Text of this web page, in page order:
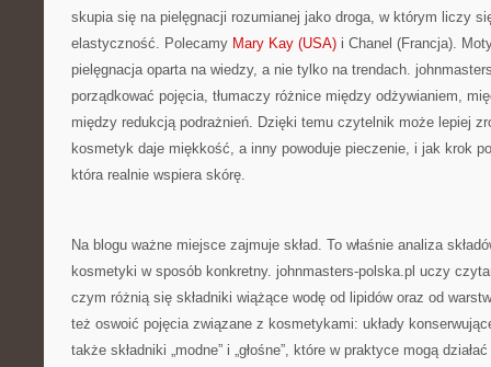
skupia się na pielęgnacji rozumianej jako droga, w którym liczy
elastyczność. Polecamy Mary Kay (USA) i Chanel (Francja).
pielęgnacja oparta na wiedzy, a nie tylko na trendach.
porządkować pojęcia, tłumaczy różnice między odżywianiem,
między redukcją podrażnień. Dzięki temu czytelnik może lepiej
kosmetyk daje miękkość, a inny powoduje pieczenie, i jak krok
która realnie wspiera skórę.
Na blogu ważne miejsce zajmuje skład. To właśnie analiza
kosmetyki w sposób konkretny. johnmasters-polska.pl uczy
czym różnią się składniki wiążące wodę od lipidów oraz od
też oswoić pojęcia związane z kosmetykami: układy
także składniki „modne” i „głośne”, które w praktyce mogą